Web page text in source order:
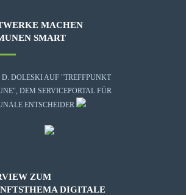
MACHEN
SMART
DOLESKI AUF "TREFFPUNKT
DEM SERVICEPORTAL FÜR
ENTSCHEIDER
ZUM
DIGITALE